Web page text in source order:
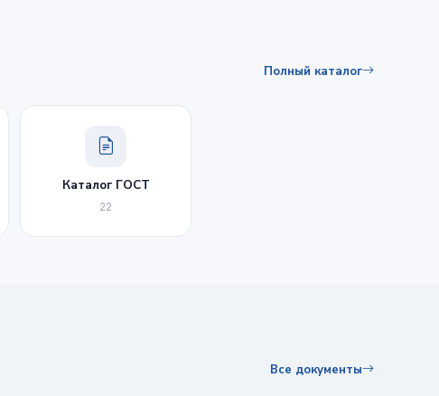
Полный каталог
Каталог ГОСТ
22
Все документы